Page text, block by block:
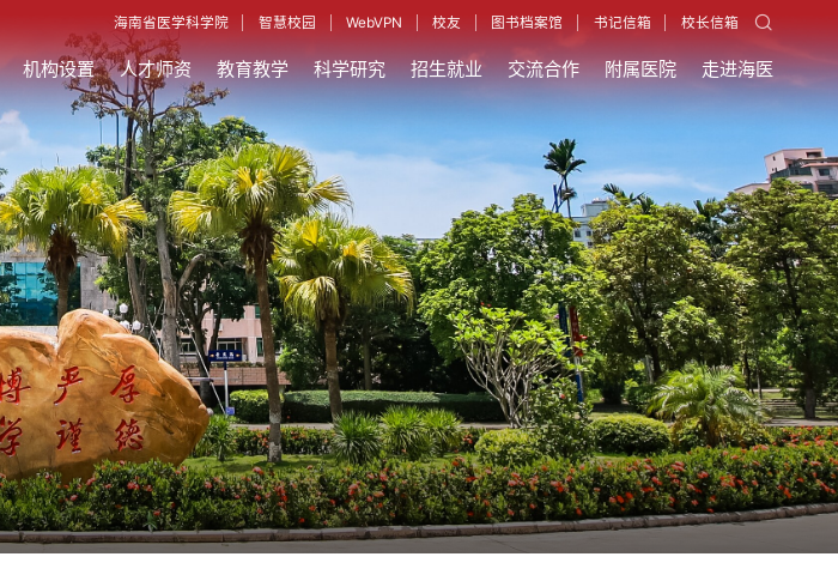
海南省医学科学院 智慧校园 WebVPN 校友 图书档案馆 书记信箱 校长信箱
机构设置 人才师资 教育教学 科学研究 招生就业 交流合作 附属医院 走进海医